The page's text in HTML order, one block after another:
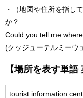
・（地図や住所を指し
か？
Could you tell me
(クッジューテルミーウ
【場所を表す単語
tourist information